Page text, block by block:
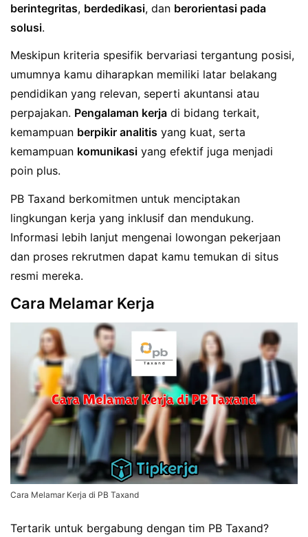
berintegritas, berdedikasi, dan berorientasi pada
solusi.
Meskipun kriteria spesifik bervariasi tergantung posisi,
umumnya kamu diharapkan memiliki latar belakang
pendidikan yang relevan, seperti akuntansi atau
perpajakan. Pengalaman kerja di bidang terkait,
kemampuan berpikir analitis yang kuat, serta
kemampuan komunikasi yang efektif juga menjadi
poin plus.
PB Taxand berkomitmen untuk menciptakan
lingkungan kerja yang inklusif dan mendukung.
Informasi lebih lanjut mengenai lowongan pekerjaan
dan proses rekrutmen dapat kamu temukan di situs
resmi mereka.
Cara Melamar Kerja
Cara Melamar Kerja di PB Taxand
Tertarik untuk bergabung dengan tim PB Taxand?